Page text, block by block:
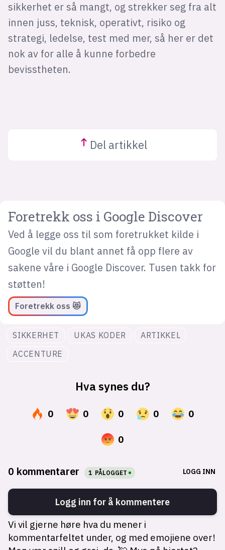
sikkerhet er så mangt, og strekker seg fra alt
innen juss, teknisk, operativt, risiko og
strategi, ledelse, test med mer, så her er det
nok av for alle å kunne forbedre
bevisstheten.
Del artikkel
Foretrekk oss i Google Discover
Ved å legge oss til som foretrukket kilde i
Google vil du blant annet få opp flere av
sakene våre i Google Discover. Tusen takk for
støtten!
Foretrekk oss 😻
SIKKERHET UKAS KODER
ARTIKKEL
ACCENTURE